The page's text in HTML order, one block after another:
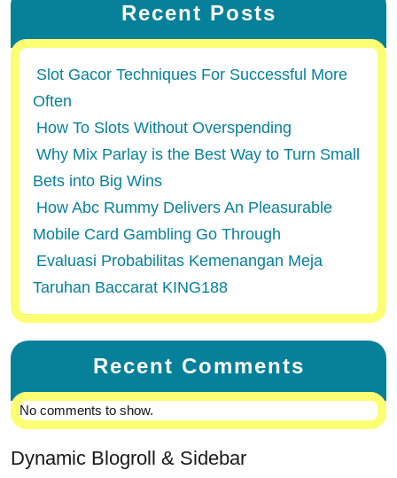
Recent Posts
Slot Gacor Techniques For Successful More
Often
How To Slots Without Overspending
Why Mix Parlay is the Best Way to Turn Small
Bets into Big Wins
How Abc Rummy Delivers An Pleasurable
Mobile Card Gambling Go Through
Evaluasi Probabilitas Kemenangan Meja
Taruhan Baccarat KING188
Recent Comments
No comments to show.
Dynamic Blogroll & Sidebar